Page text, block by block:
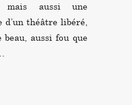
mais aussi une
d’un théâtre libéré,
beau, aussi fou que